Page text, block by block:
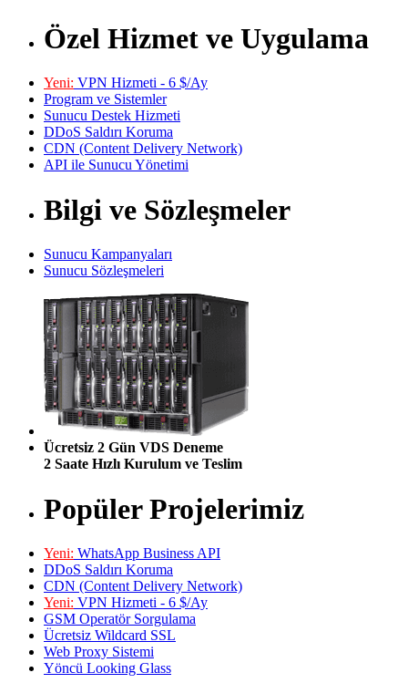
Özel Hizmet ve Uygulama
Yeni: VPN Hizmeti - 6 $/Ay
Program ve Sistemler
Sunucu Destek Hizmeti
DDoS Saldırı Koruma
CDN (Content Delivery Network)
API ile Sunucu Yönetimi
Bilgi ve Sözleşmeler
Sunucu Kampanyaları
Sunucu Sözleşmeleri
Ücretsiz 2 Gün VDS Deneme
2 Saate Hızlı Kurulum ve Teslim
Popüler Projelerimiz
Yeni: WhatsApp Business API
DDoS Saldırı Koruma
CDN (Content Delivery Network)
Yeni: VPN Hizmeti - 6 $/Ay
GSM Operatör Sorgulama
Ücretsiz Wildcard SSL
Web Proxy Sistemi
Yöncü Looking Glass